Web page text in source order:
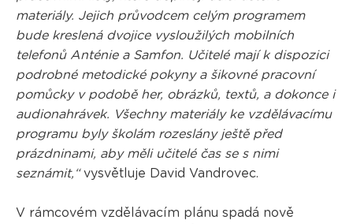
materiály. Jejich průvodcem celým programem
bude kreslená dvojice vysloužilých mobilních
telefonů Anténie a Samfon. Učitelé mají k dispozici
podrobné metodické pokyny a šikovné pracovní
pomůcky v podobě her, obrázků, textů, a dokonce i
audionahrávek. Všechny materiály ke vzdělávacímu
programu byly školám rozeslány ještě před
prázdninami, aby měli učitelé čas se s nimi
seznámit,“vysvětluje David Vandrovec.
V rámcovém vzdělávacím plánu spadá nově